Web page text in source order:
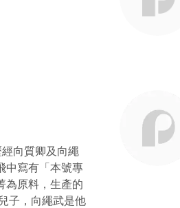
向質卿及向繩
中寫有「本號專
為原料，生產的
子，向繩武是他